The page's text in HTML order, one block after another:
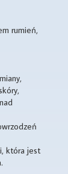
rumień,
która jest